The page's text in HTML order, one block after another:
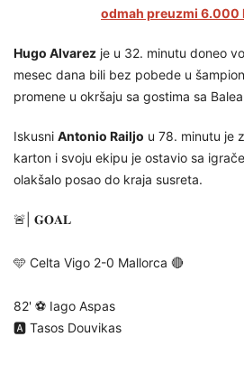
odmah preuzmi 6.000
Hugo Alvarez je u 32. minutu doneo
mesec dana bili bez pobede u
promene u okršaju sa gostima sa
Iskusni Antonio Railjo u 78. minutu je
karton i svoju ekipu je ostavio sa
olakšalo posao do kraja susreta.
🚨| 𝐆𝐎𝐀𝐋
🩵 Celta Vigo 2-0 Mallorca 🔴
82' ⚽️ Iago Aspas
🅰️ Tasos Douvikas